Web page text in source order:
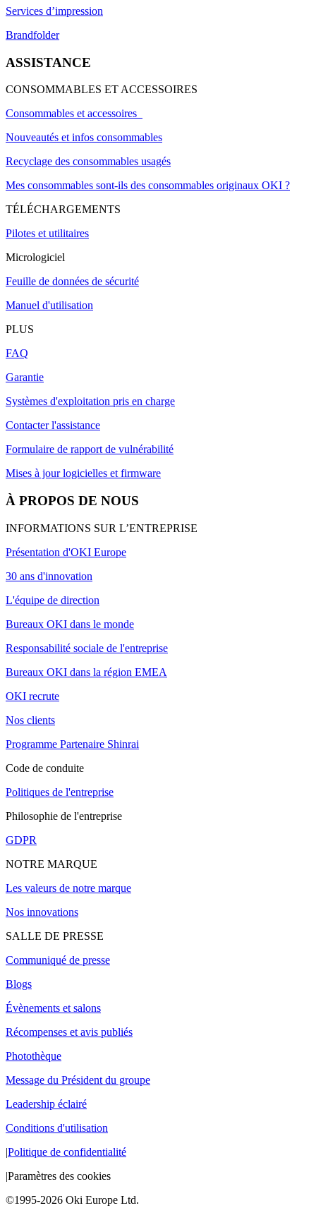
Services d’impression
Brandfolder
ASSISTANCE
CONSOMMABLES ET ACCESSOIRES
Consommables et accessoires
Nouveautés et infos consommables
Recyclage des consommables usagés
Mes consommables sont-ils des consommables originaux OKI ?
TÉLÉCHARGEMENTS
Pilotes et utilitaires
Micrologiciel
Feuille de données de sécurité
Manuel d'utilisation
PLUS
FAQ
Garantie
Systèmes d'exploitation pris en charge
Contacter l'assistance
Formulaire de rapport de vulnérabilité
Mises à jour logicielles et firmware
À PROPOS DE NOUS
INFORMATIONS SUR L’ENTREPRISE
Présentation d'OKI Europe
30 ans d'innovation
L'équipe de direction
Bureaux OKI dans le monde
Responsabilité sociale de l'entreprise
Bureaux OKI dans la région EMEA
OKI recrute
Nos clients
Programme Partenaire Shinrai
Code de conduite
Politiques de l'entreprise
Philosophie de l'entreprise
GDPR
NOTRE MARQUE
Les valeurs de notre marque
Nos innovations
SALLE DE PRESSE
Communiqué de presse
Blogs
Évènements et salons
Récompenses et avis publiés
Photothèque
Message du Président du groupe
Leadership éclairé
Conditions d'utilisation
|Politique de confidentialité
|Paramètres des cookies
©1995-2026 Oki Europe Ltd.